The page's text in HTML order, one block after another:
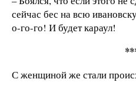
сейчас бес на всю
о-го-го! И будет караул!
С женщиной же стали